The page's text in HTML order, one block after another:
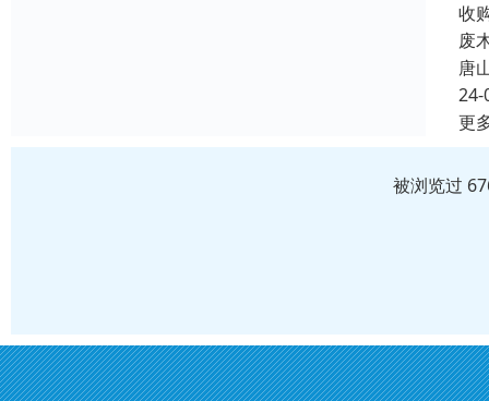
收
废
唐
24-
更
被浏览过